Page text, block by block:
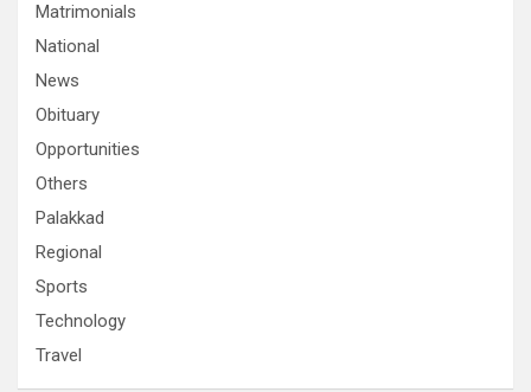
Matrimonials
National
News
Obituary
Opportunities
Others
Palakkad
Regional
Sports
Technology
Travel